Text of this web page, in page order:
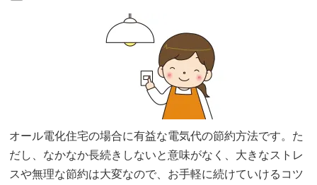
オール電化住宅の場合に有益な電気代の節約方法です。た
だし、なかなか長続きしないと意味がなく、大きなストレ
スや無理な節約は大変なので、お手軽に続けていけるコツ